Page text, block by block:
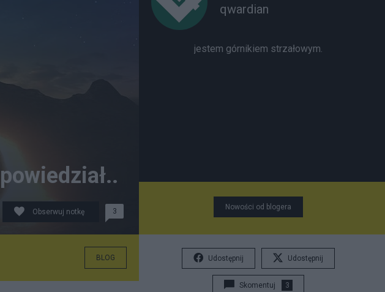
Obserwuj notkę 3
BLOG
qwardian
jestem górnikiem strzałowym.
Nowości od blogera
Udostępnij Udostępnij
Skomentuj 3